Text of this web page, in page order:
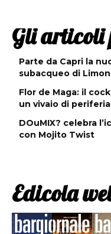
Gli articoli
Parte da Capri la
subacqueo di
Flor de Maga: il
un vivaio di periferia
DOuMIX? celebra
con Mojito Twist
Edicola